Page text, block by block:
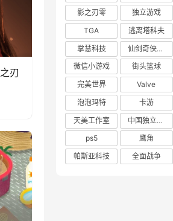
刃
影之刃零
独立游戏
TGA
逃离塔科夫
掌慧科技
仙剑奇侠传四
微信小游戏
街头篮球
完美世界
Valve
泡泡玛特
卡游
天美工作室
中国独立游戏联盟
ps5
鹰角
帕斯亚科技
全面战争